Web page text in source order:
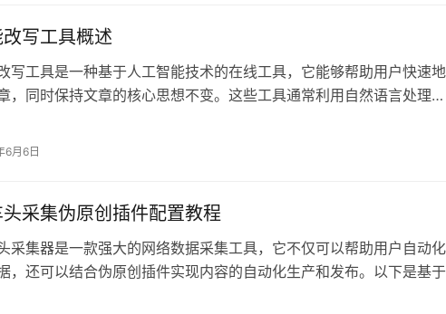
写工具概述
写工具是一种基于人工智能技术的在线工具，它能够帮助用户快速
，同时保持文章的核心思想不变。这些工具通常利用自然语言处理
6月6日
采集伪原创插件配置教程
采集器是一款强大的网络数据采集工具，它不仅可以帮助用户自动
，还可以结合伪原创插件实现内容的自动化生产和发布。以下是基于